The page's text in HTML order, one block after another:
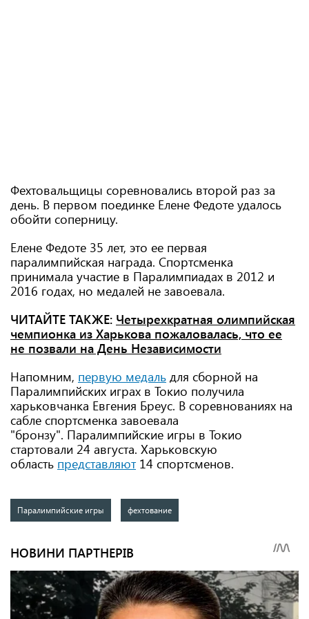
Фехтовальщицы соревновались второй раз за
день. В первом поединке Елене Федоте удалось
обойти соперницу.
Елене Федоте 35 лет, это ее первая
паралимпийская награда. Спортсменка
принимала участие в Паралимпиадах в 2012 и
2016 годах, но медалей не завоевала.
ЧИТАЙТЕ ТАКЖЕ: Четырехкратная олимпийская
чемпионка из Харькова пожаловалась, что ее
не позвали на День Независимости
Напомним, первую медаль для сборной на
Паралимпийских играх в Токио получила
харьковчанка Евгения Бреус. В соревнованиях на
сабле спортсменка завоевала
"бронзу". Паралимпийские игры в Токио
стартовали 24 августа. Харьковскую
область представляют14 спортсменов.
Паралимпийские игры фехтование